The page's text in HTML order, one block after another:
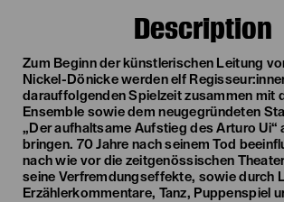
Description
Zum Beginn der künstlerischen Leitung
Nickel-Dönicke werden elf
darauffolgenden Spielzeit zusammen mit
Ensemble sowie dem neugegründeten
„Der aufhaltsame Aufstieg des Arturo Ui“
bringen. 70 Jahre nach seinem Tod
nach wie vor die zeitgenössischen
seine Verfremdungseffekte, sowie durch
Erzählerkommentare, Tanz, Puppenspiel